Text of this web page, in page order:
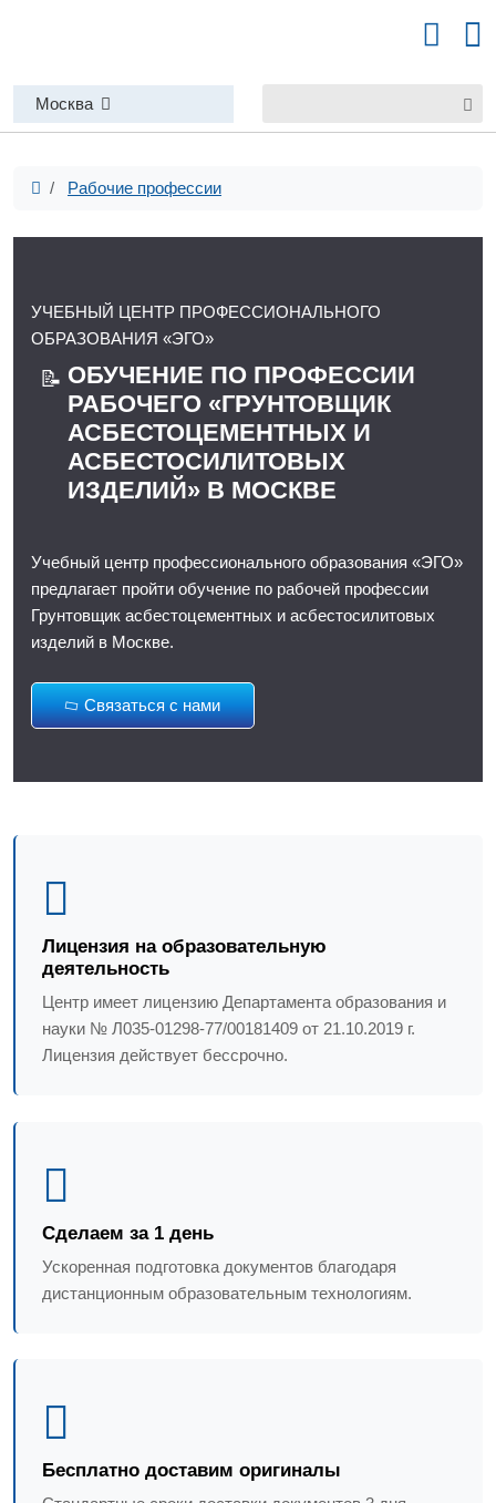
Москва
Рабочие профессии
УЧЕБНЫЙ ЦЕНТР ПРОФЕССИОНАЛЬНОГО
ОБРАЗОВАНИЯ «ЭГО»
📝 ОБУЧЕНИЕ ПО ПРОФЕССИИ
РАБОЧЕГО «ГРУНТОВЩИК
АСБЕСТОЦЕМЕНТНЫХ И
АСБЕСТОСИЛИТОВЫХ
ИЗДЕЛИЙ» В МОСКВЕ
Учебный центр профессионального образования «ЭГО»
предлагает пройти обучение по рабочей профессии
Грунтовщик асбестоцементных и асбестосилитовых
изделий в Москве.
Связаться с нами
Лицензия на образовательную
деятельность
Центр имеет лицензию Департамента образования и
науки № Л035-01298-77/00181409 от 21.10.2019 г.
Лицензия действует бессрочно.
Сделаем за 1 день
Ускоренная подготовка документов благодаря
дистанционным образовательным технологиям.
Бесплатно доставим оригиналы